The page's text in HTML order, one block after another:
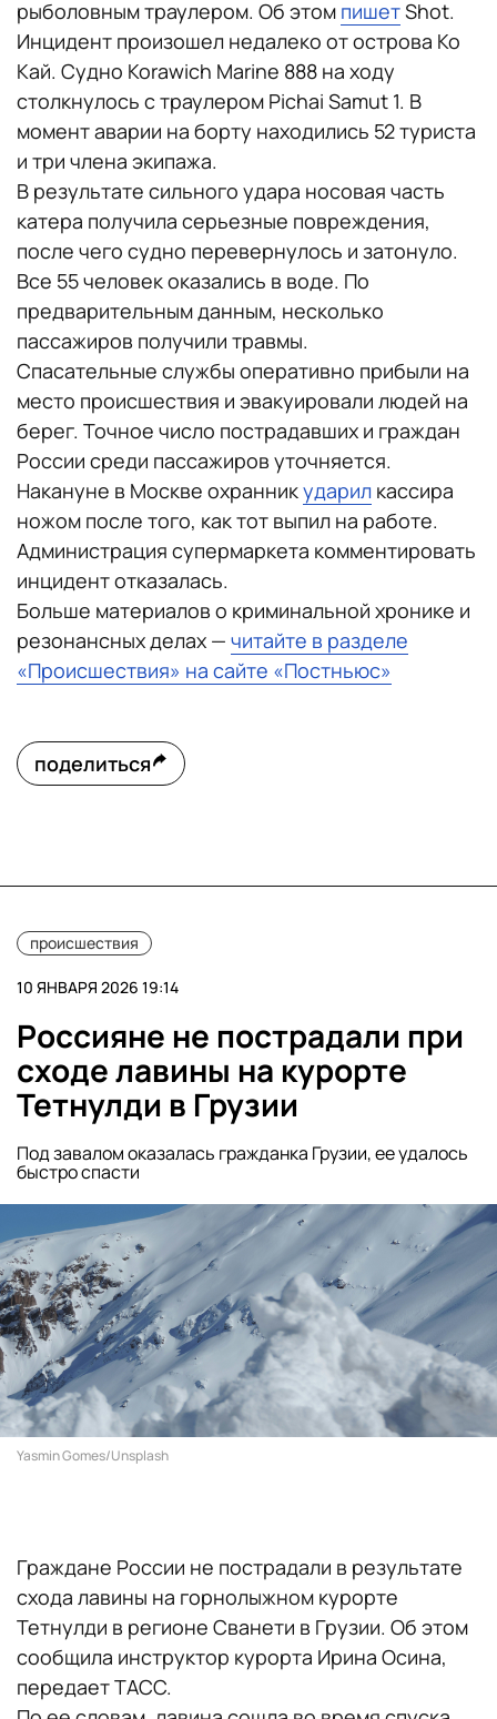
рыболовным траулером. Об этом пишетShot.
Инцидент произошел недалеко от острова Ко
Кай. Судно Korawich Marine 888 на ходу
столкнулось с траулером Pichai Samut 1. В
момент аварии на борту находились 52 туриста
и три члена экипажа.
В результате сильного удара носовая часть
катера получила серьезные повреждения,
после чего судно перевернулось и затонуло.
Все 55 человек оказались в воде. По
предварительным данным, несколько
пассажиров получили травмы.
Спасательные службы оперативно прибыли на
место происшествия и эвакуировали людей на
берег. Точное число пострадавших и граждан
России среди пассажиров уточняется.
Накануне в Москве охранникударил кассира
ножом после того, как тот выпил на работе.
Администрация супермаркета комментировать
инцидент отказалась.
Больше материалов о криминальной хронике и
резонансных делах — читайте в разделе
«Происшествия» на сайте «Постньюс»
поделиться
происшествия
10 ЯНВАРЯ 2026 19:14
Россияне не пострадали при
сходе лавины на курорте
Тетнулди в Грузии
Под завалом оказалась гражданка Грузии, ее удалось
быстро спасти
Yasmin Gomes/Unsplash
Граждане России не пострадали в результате
схода лавины на горнолыжном курорте
Тетнулди в регионе Сванети в Грузии. Об этом
сообщила инструктор курорта Ирина Осина,
передает ТАСС.